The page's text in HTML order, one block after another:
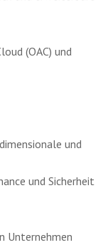
(OAC) und
und
und Sicherheit
Unternehmen